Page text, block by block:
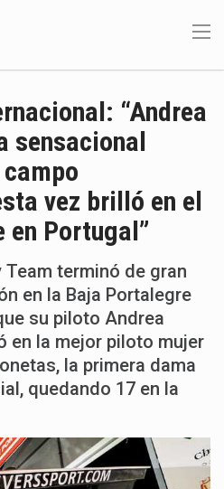
“Andrea
sensacional
vez brilló en el
en Portugal”
Team terminó de gran
en la Baja Portalegre
su piloto Andrea
en la mejor piloto mujer
la primera dama
quedando 17 en la